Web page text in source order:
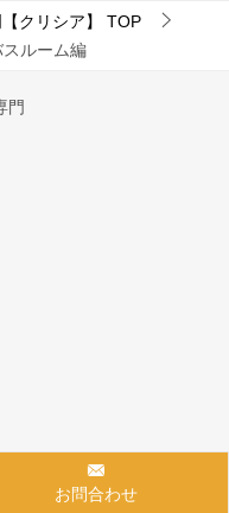
クリシア】
TOP
スルーム編
門
お問合わせ